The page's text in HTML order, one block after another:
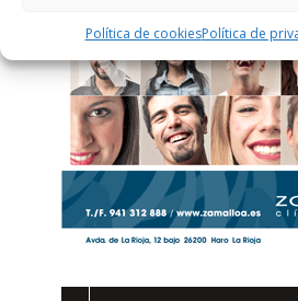
Política de cookiesPolítica de